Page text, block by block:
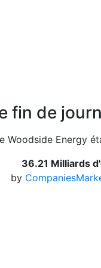
fin de
Woodside Energy
36.21 Milliards
by